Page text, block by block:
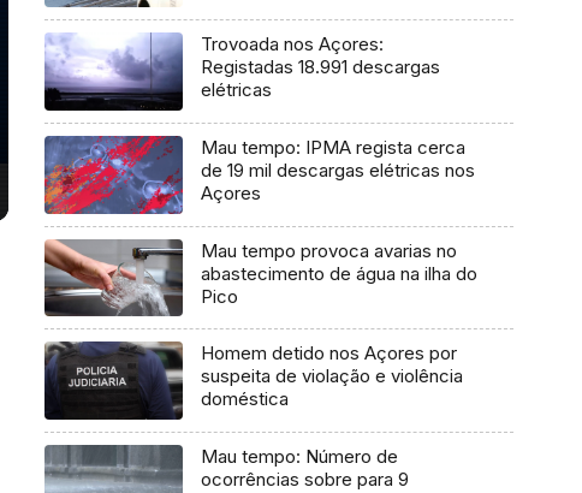
Trovoada nos Açores:
Registadas 18.991 descargas
elétricas
Mau tempo: IPMA regista cerca
de 19 mil descargas elétricas nos
Açores
Mau tempo provoca avarias no
abastecimento de água na ilha do
Pico
Homem detido nos Açores por
suspeita de violação e violência
doméstica
Mau tempo: Número de
ocorrências sobre para 9